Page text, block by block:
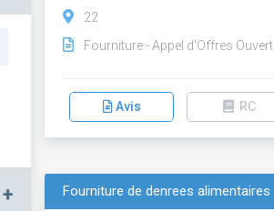
+
22
Fourniture - Appel d'Offres Ouvert
Avis RC
Fourniture de denrees alimentaires